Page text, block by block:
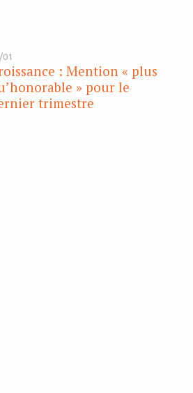
01
: Mention « plus
» pour le
trimestre